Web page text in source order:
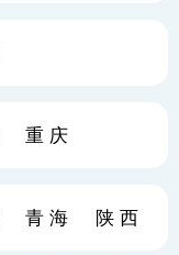
重庆
青海 陕西